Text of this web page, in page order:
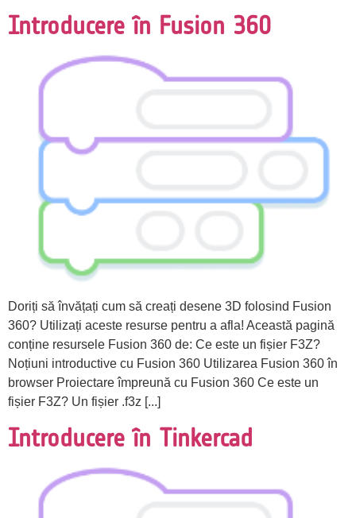
Introducere în Fusion 360
Doriți să învățați cum să creați desene 3D folosind Fusion
360? Utilizați aceste resurse pentru a afla! Această pagină
conține resursele Fusion 360 de: Ce este un fișier F3Z?
Noțiuni introductive cu Fusion 360 Utilizarea Fusion 360 în
browser Proiectare împreună cu Fusion 360 Ce este un
fișier F3Z? Un fișier .f3z [...]
Introducere în Tinkercad